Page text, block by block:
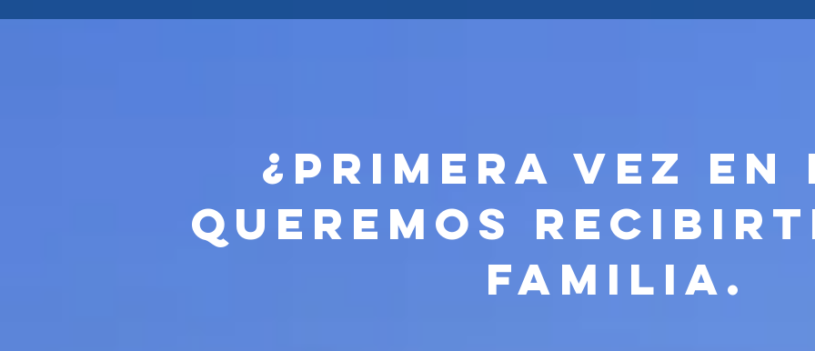
¿Primera vez en
Queremos
familia.